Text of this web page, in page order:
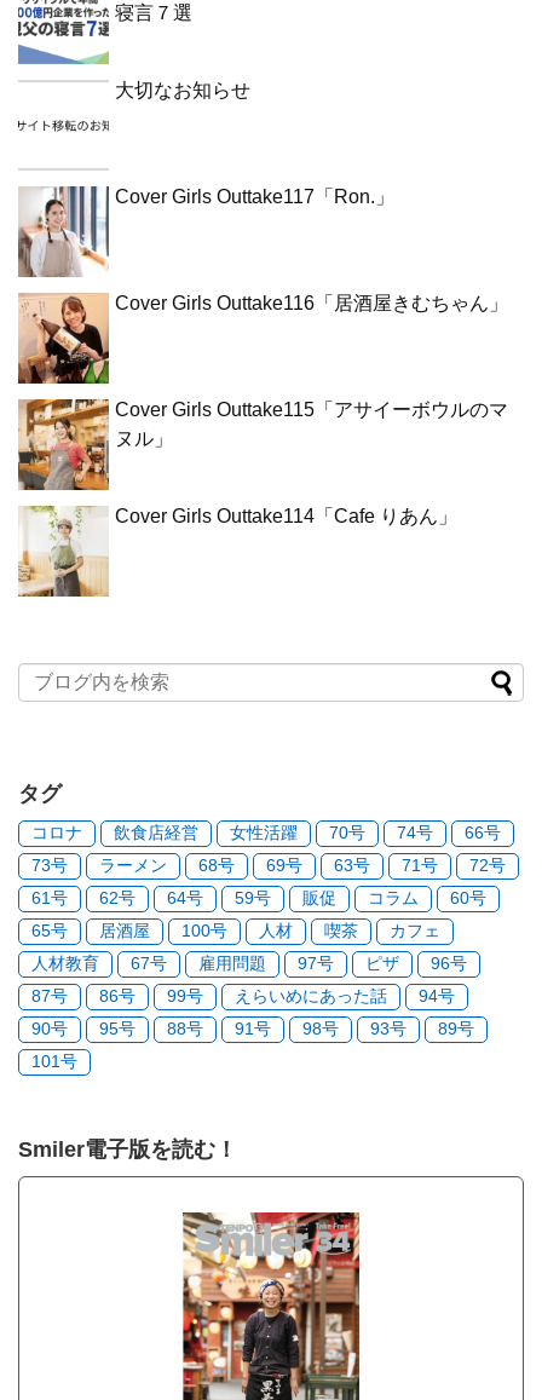
寝言７選
大切なお知らせ
Cover Girls Outtake117「Ron.」
Cover Girls Outtake116「居酒屋きむちゃん」
Cover Girls Outtake115「アサイーボウルのマ
ヌル」
Cover Girls Outtake114「Cafe りあん」
タグ
コロナ 飲食店経営 女性活躍 70号 74号
66号
73号
ラーメン 68号 69号 63号 71号
72号
61号
62号 64号 59号 販促 コラム
60号
65号
居酒屋 100号 人材 喫茶
カフェ
人材教育
67号 雇用問題 97号 ピザ
96号
87号
86号 99号 えらいめにあった話
94号
90号
95号 88号 91号 98号 93号
89号
101号
Smiler電子版を読む！